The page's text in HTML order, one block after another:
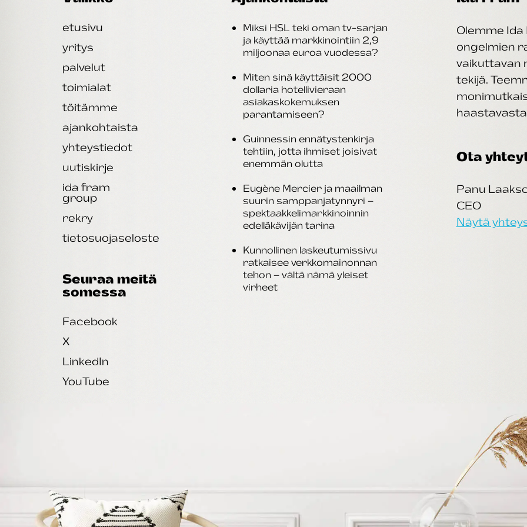
etusivu
yritys
palvelut
toimialat
töitämme
ajankohtaista
yhteystiedot
uutiskirje
ida fram
group
rekry
tietosuojaseloste
Seuraa meitä
somessa
Facebook
X
LinkedIn
YouTube
Miksi HSL teki oman tv-sarjan
ja käyttää markkinointiin 2,9
miljoonaa euroa vuodessa?
Miten sinä käyttäisit 2000
dollaria hotellivieraan
asiakaskokemuksen
parantamiseen?
Guinnessin ennätystenkirja
tehtiin, jotta ihmiset joisivat
enemmän olutta
Eugène Mercier ja maailman
suurin samppanjatynnyri –
spektaakkelimarkkinoinnin
edelläkävijän tarina
Kunnollinen laskeutumissivu
ratkaisee verkkomainonnan
tehon – vältä nämä yleiset
virheet
Olemme Ida
ongelmien
vaikuttavan
tekijä.
Ota
Panu
CEO
Näytä